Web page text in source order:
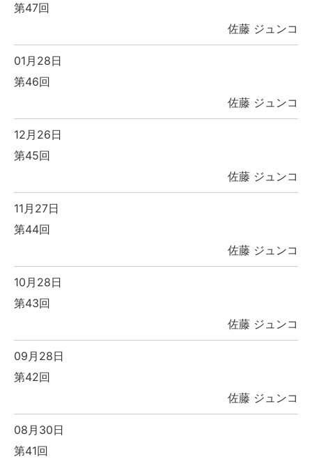
第47回
佐藤 ジュンコ
01月28日
第46回
佐藤 ジュンコ
12月26日
第45回
佐藤 ジュンコ
11月27日
第44回
佐藤 ジュンコ
10月28日
第43回
佐藤 ジュンコ
09月28日
第42回
佐藤 ジュンコ
08月30日
第41回